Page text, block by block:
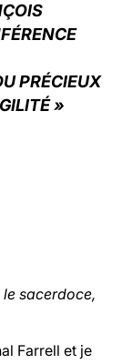
中文
LATINE
PRÉCIEUX
»
sacerdoce,
Farrell et je